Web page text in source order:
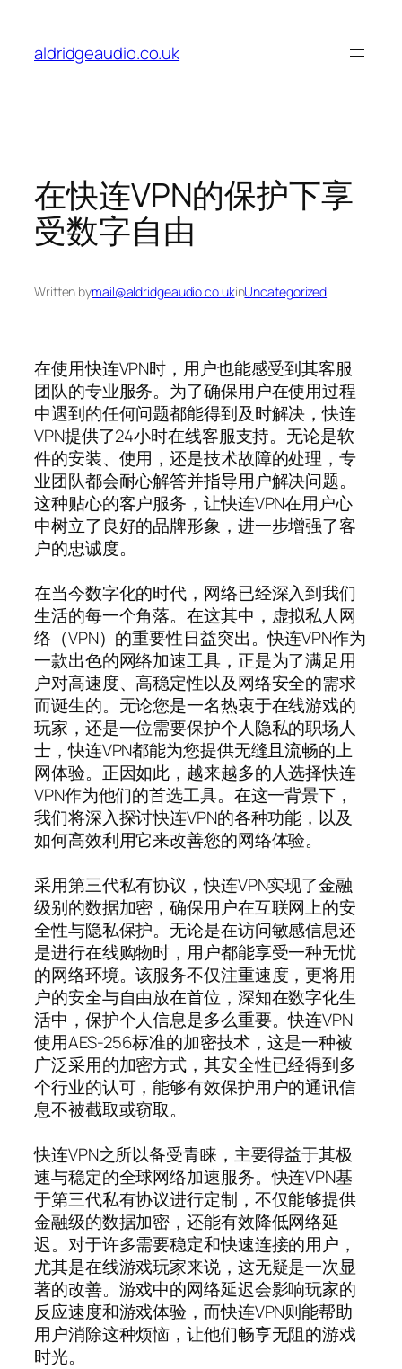
content
aldridgeaudio.co.uk
在快连VPN的保护下享
受数字自由
Written bymail@aldridgeaudio.co.ukinUncategorized
在使用快连VPN时，用户也能感受到其客服
团队的专业服务。为了确保用户在使用过程
中遇到的任何问题都能得到及时解决，快连
VPN提供了24小时在线客服支持。无论是软
件的安装、使用，还是技术故障的处理，专
业团队都会耐心解答并指导用户解决问题。
这种贴心的客户服务，让快连VPN在用户心
中树立了良好的品牌形象，进一步增强了客
户的忠诚度。
在当今数字化的时代，网络已经深入到我们
生活的每一个角落。在这其中，虚拟私人网
络（VPN）的重要性日益突出。快连VPN作为
一款出色的网络加速工具，正是为了满足用
户对高速度、高稳定性以及网络安全的需求
而诞生的。无论您是一名热衷于在线游戏的
玩家，还是一位需要保护个人隐私的职场人
士，快连VPN都能为您提供无缝且流畅的上
网体验。正因如此，越来越多的人选择快连
VPN作为他们的首选工具。在这一背景下，
我们将深入探讨快连VPN的各种功能，以及
如何高效利用它来改善您的网络体验。
采用第三代私有协议，快连VPN实现了金融
级别的数据加密，确保用户在互联网上的安
全性与隐私保护。无论是在访问敏感信息还
是进行在线购物时，用户都能享受一种无忧
的网络环境。该服务不仅注重速度，更将用
户的安全与自由放在首位，深知在数字化生
活中，保护个人信息是多么重要。快连VPN
使用AES-256标准的加密技术，这是一种被
广泛采用的加密方式，其安全性已经得到多
个行业的认可，能够有效保护用户的通讯信
息不被截取或窃取。
快连VPN之所以备受青睐，主要得益于其极
速与稳定的全球网络加速服务。快连VPN基
于第三代私有协议进行定制，不仅能够提供
金融级的数据加密，还能有效降低网络延
迟。对于许多需要稳定和快速连接的用户，
尤其是在线游戏玩家来说，这无疑是一次显
著的改善。游戏中的网络延迟会影响玩家的
反应速度和游戏体验，而快连VPN则能帮助
用户消除这种烦恼，让他们畅享无阻的游戏
时光。